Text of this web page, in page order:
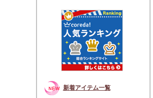
新着アイテム一覧